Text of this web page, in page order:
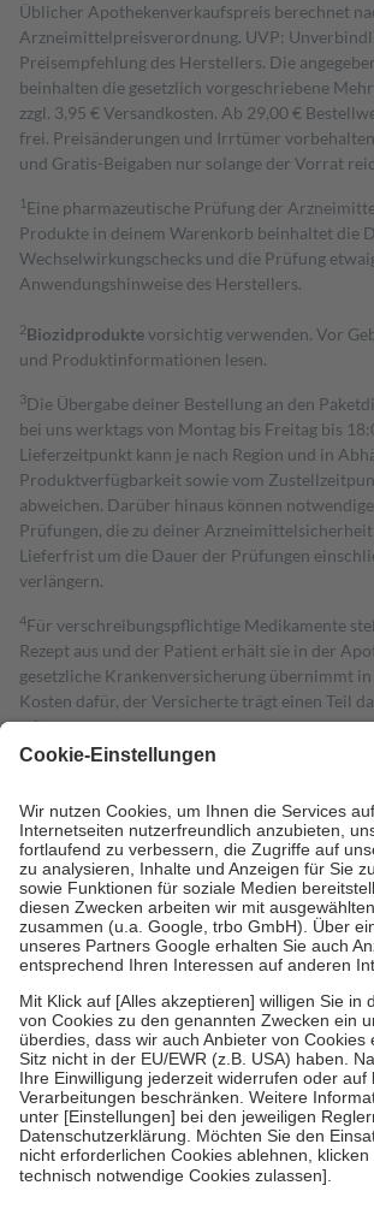
Üblicher Apothekenverkaufspreis berechnet
Arzneimittelpreisverordnung. UVP:
Preisempfehlung des Herstellers. Die
beinhalten die gesetzlich vorgeschriebene
zzgl. 3,95 € Versandkosten. Ab 29,00 €
frei. Preisänderungen und Irrtümer
und Gratis-Beigaben nur solange der Vorrat
1 Eine pharmazeutische Prüfung der
Produkte in deinem Warenkorb beinhaltet die
Wechselwirkungschecks und die Prüfung
Anwendungshinweise des Herstellers.
2Biozidproduktevorsichtig verwenden. Vor
und Produktinformationen lesen.
3Die Übergabe deiner Bestellung an den
bei uns werktags von Montag bis Freitag bis
Lieferzeitpunkt kann je nach Region und in
Produktverfügbarkeit sowie vom
abweichen. Darüber hinaus können
Prüfungen, die zu deiner
Lieferfrist um die Dauer der Prüfungen
verlängern.
4Für verschreibungspflichtige Medikamente
Rezept aus und der Patient erhält sie in der
gesetzliche Krankenversicherung übernimmt in
Kosten dafür, der Versicherte trägt einen Teil
mit.
Grundsätzlich leisten Mitglieder Zuzahlungen in
höchstens zehn Euro.
Es sind jedoch nie mehr
Kosten der Leistung zu entrichten.
Diese Regeln gelten grundsätzlich auch für
Bei Heilmitteln und häuslicher Krankenpflege
Zuzahlung zehn Prozent der Kosten sowie zehn
Verordnung.
Um das Engagement der Versicherten für ihre
stärken und die besondere Stellung der Familie
fallenkeine Zuzahlungenan bei:
• Kindern und Jugendlichen bis zum
mit Ausnahme der Fahrkosten
• Untersuchungen zur Vorsorge und
GKV getragen werden
• empfohlenen Schutzimpfungen
• Harn- und Blutteststreifen